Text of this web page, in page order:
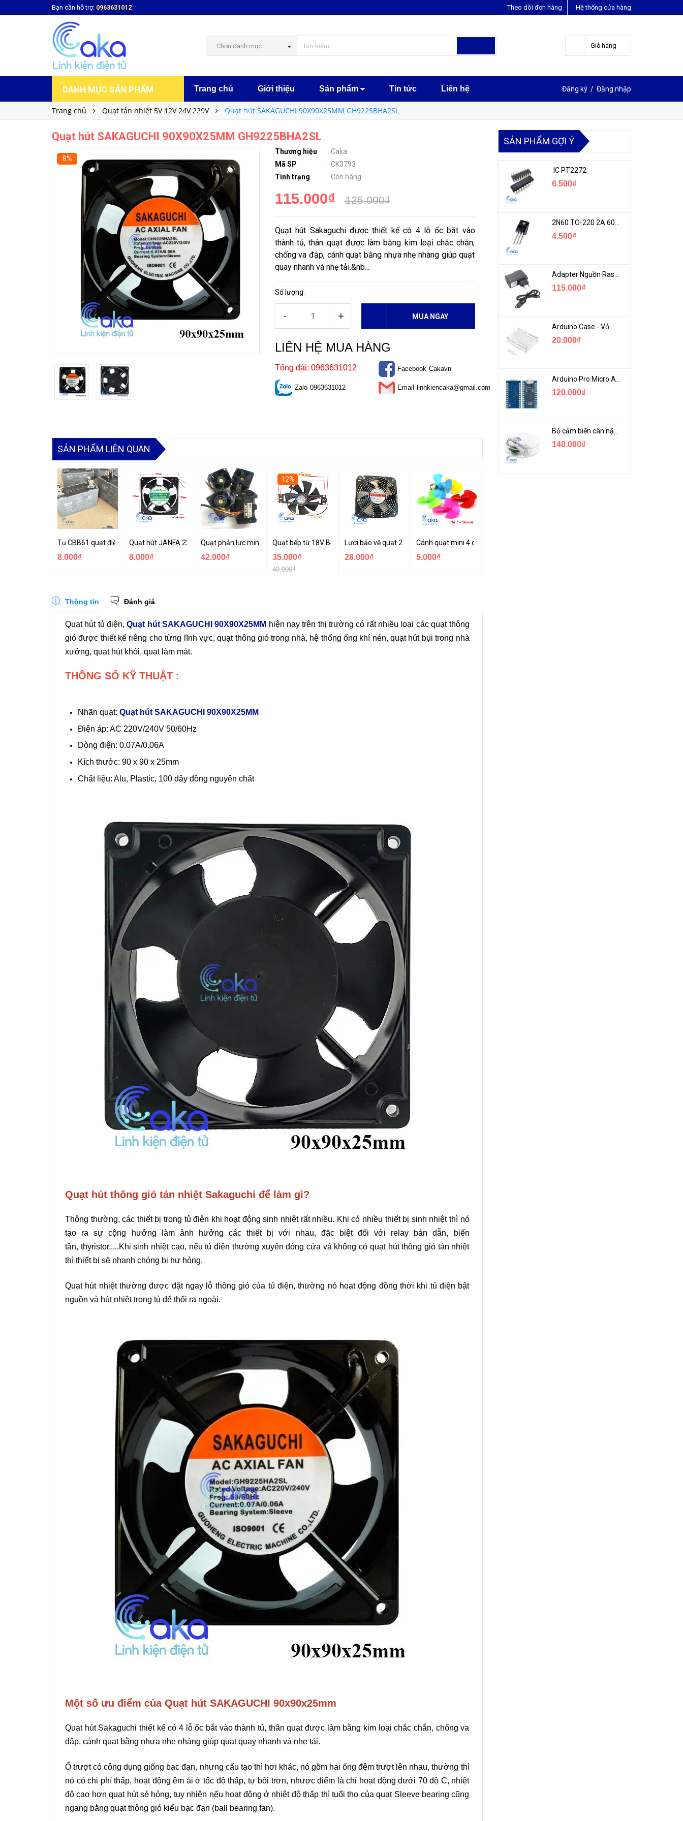
Bạn cần hỗ trợ: 0963631012 Hệ thống cửa hàng
Theo dõi đơn hàng
Chọn danh mục Giỏ hàng
DANH MỤC SẢN PHẨM Trang chủ Giới thiệu Sản phẩm Tin tức Liên hệ
Tài liệu học tập
Đăng ký / Đăng nhập
Trang chủ Quạt tản nhiệt 5V 12V 24V 220V Quạt hút SAKAGUCHI 90X90X25MM GH9225BHA2SL
Quạt hút SAKAGUCHI 90X90X25MM GH9225BHA2SL
8%
Thương hiệu
Caka
Mã SP
CK3793
Tình trạng
Còn hàng
115.000₫ 125.000₫
Quạt hút Sakaguchi được thiết kế có 4 lỗ ốc bắt vào
thành tủ, thân quạt được làm bằng kim loại chắc chắn,
chống va đập, cánh quạt bằng nhựa nhẹ nhàng giúp quạt
quay nhanh và nhẹ tải.&nb...
Số lượng:
- + MUA NGAY
LIÊN HỆ MUA HÀNG
Tổng đài: 0963631012
Zalo 0963631012
Facebook Cakavn
Email linhkiencaka@gmail.com
Quạt hút SAKAGUCHI 90X90X25MM GH9225BHA2SL
MUA NGAY LIÊN HỆ ĐẶT HÀNG
SẢN PHẨM LIÊN QUAN
Tụ CBB61 quạt điều hòa 450V 1 - 10uF tụ quạt ngoài trời
8.000₫
Quạt hút JANFA 220V 120x120x38mm, Quạt hút tủ điện JANFA
8.000₫
Quạt phản lực mini 12V siêu khỏe
42.000₫
12%
Quạt bếp từ 18V Bếp hồng ngoại
35.000₫
40.000₫
Lưới bảo vệ quạt 200x200 mm
28.000₫
Cánh quạt mini 4 cánh trục 2mm
5.000₫
Thông tin Đánh giá
Quạt hút tủ điện,Quạt hút SAKAGUCHI 90X90X25MM hiện nay trên thị trường có rất nhiều loại các quạt thông
gió được thiết kế riêng cho từng lĩnh vực, quạt thông gió trong nhà, hệ thống ống khí nén, quạt hút bụi trong nhà
xưởng, quạt hút khói, quạt làm mát.
THÔNG SỐ KỸ THUẬT :
Nhãn quạt: Quạt hút SAKAGUCHI 90X90X25MM
Điện áp: AC 220V/240V 50/60Hz
Dòng điện: 0.07A/0.06A
Kích thước: 90 x 90 x 25mm
Chất liệu: Alu, Plastic, 100 dây đồng nguyên chất
Quạt hút thông gió tản nhiệt Sakaguchi để làm gì?
Thông thường, các thiết bị trong tủ điện khi hoạt động sinh nhiệt rất nhiều. Khi có nhiều thiết bị sinh nhiệt thì nó
tạo ra sự cộng hưởng làm ảnh hưởng các thiết bị với nhau, đặc biệt đối với relay bán dẫn, biến
tần, thyristor,....Khi sinh nhiệt cao, nếu tủ điện thường xuyên đóng cửa và không có quạt hút thông gió tản nhiệt
thì thiết bị sẽ nhanh chóng bị hư hỏng.
Quạt hút nhiệt thường được đặt ngay lỗ thông gió của tủ điện, thường nó hoạt động đồng thời khi tủ điện bật
nguồn và hút nhiệt trong tủ để thổi ra ngoài.
Một số ưu điểm của Quạt hút SAKAGUCHI 90x90x25mm
Quạt hút Sakaguchi thiết kế có 4 lỗ ốc bắt vào thành tủ, thân quạt được làm bằng kim loại chắc chắn, chống va
đập, cánh quạt bằng nhựa nhẹ nhàng giúp quạt quay nhanh và nhẹ tải.
Ổ trượt có công dụng giống bạc đạn, nhưng cấu tạo thì hơi khác, nó gồm hai ống đệm trượt lên nhau, thường thì
nó có chi phí thấp, hoạt động êm ái ở tốc độ thấp, tự bôi trơn, nhược điểm là chỉ hoạt động dưới 70 độ C, nhiệt
độ cao hơn quạt hút sẻ hỏng, tuy nhiên nếu hoạt động ở nhiệt độ thấp thì tuổi thọ của quạt Sleeve bearing cũng
ngang bằng quạt thông gió kiểu bạc đạn (ball bearing fan).
SẢN PHẨM GỢI Ý
IC PT2272
6.500₫
4.500₫
Adapter Nguồn Raspberry 5V 2.5A - USB Micro Có Công Tắc
115.000₫
20.000₫
Arduino Pro Micro ATmega32U4 USB Mini
120.000₫
Bộ cảm biến cân nặng loadcell 1KG khung mica
140.000₫